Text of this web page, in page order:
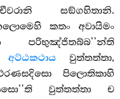
සඞ්ගහිතානි.
කතං අවායිමං
පරිභුඤ්ජිතබ්බ’’න්ති
අට්ඨකථාය වුත්තත්තා,
පිලොතිකාහි
වුත්තත්තා ච